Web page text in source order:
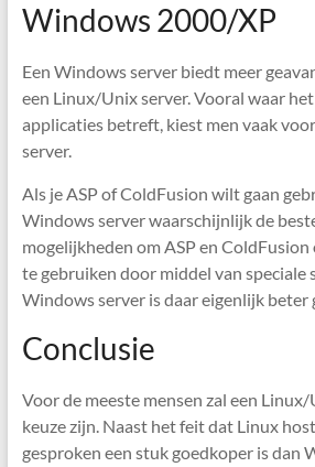
Windows 2000/XP
Een Windows server biedt meer
een Linux/Unix server. Vooral waar
applicaties betreft, kiest men vaak
server.
Als je ASP of ColdFusion wilt gaan
Windows server waarschijnlijk de
mogelijkheden om ASP en
te gebruiken door middel van speciale
Windows server is daar eigenlijk beter
Conclusie
Voor de meeste mensen zal een
keuze zijn. Naast het feit dat Linux
gesproken een stuk goedkoper is dan